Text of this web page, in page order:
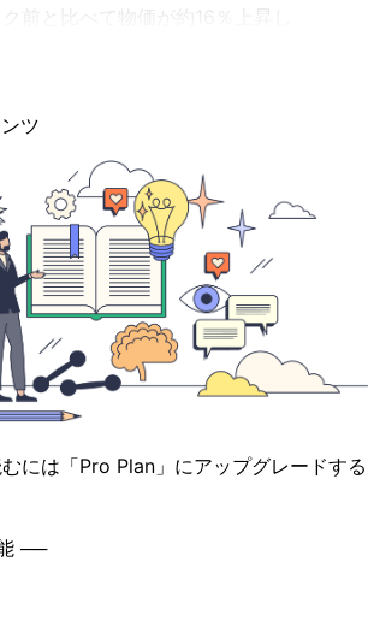
前と比べて物価が約16％上昇し
ツ
には「Pro Plan」にアップグレードする
──